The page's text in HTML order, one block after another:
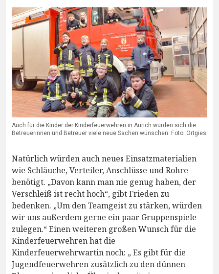
Auch für die Kinder der Kinderfeuerwehren in Aurich würden sich die
Betreuerinnen und Betreuer viele neue Sachen wünschen. Foto: Ortgies
Natürlich würden auch neues Einsatzmaterialien
wie Schläuche, Verteiler, Anschlüsse und Rohre
benötigt. „Davon kann man nie genug haben, der
Verschleiß ist recht hoch“, gibt Frieden zu
bedenken. „Um den Teamgeist zu stärken, würden
wir uns außerdem gerne ein paar Gruppenspiele
zulegen.“ Einen weiteren großen Wunsch für die
Kinderfeuerwehren hat die
Kinderfeuerwehrwartin noch: „ Es gibt für die
Jugendfeuerwehren zusätzlich zu den dünnen